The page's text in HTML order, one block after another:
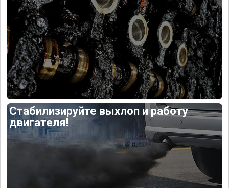
Стабилизируйте выхлоп и работу
двигателя!